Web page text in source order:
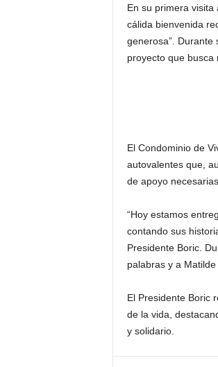
En su primera
cálida bienvenida
generosa”. Durante
proyecto que busca
El Condominio de
autovalentes que,
de apoyo
“Hoy estamos
contando sus
Presidente Boric.
palabras y a
El Presidente Boric
de la vida,
y solidario.